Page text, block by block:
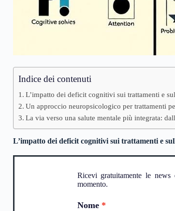
Indice dei contenuti
L’impatto dei deficit cognitivi sui trattamenti e
Un approccio neuropsicologico per trattamenti
La via verso una salute mentale più integrata:
L’impatto dei deficit cognitivi sui trattamenti e
Ricevi gratuitamente le
momento.
Nome